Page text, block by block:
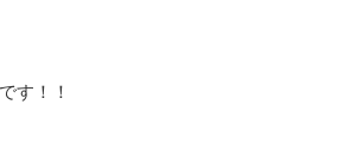
す！！